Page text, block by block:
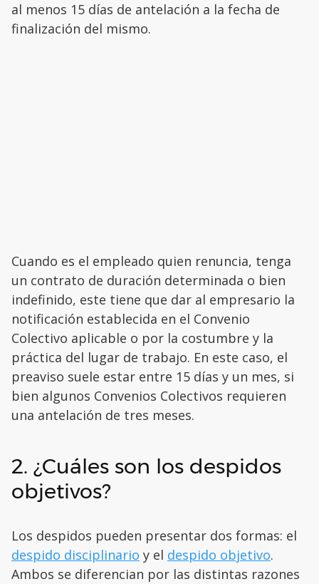
al menos 15 días de antelación a la fecha de
finalización del mismo.
Cuando es el empleado quien renuncia, tenga
un contrato de duración determinada o bien
indefinido, este tiene que dar al empresario la
notificación establecida en el Convenio
Colectivo aplicable o por la costumbre y la
práctica del lugar de trabajo. En este caso, el
preaviso suele estar entre 15 días y un mes, si
bien algunos Convenios Colectivos requieren
una antelación de tres meses.
2. ¿Cuáles son los despidos
objetivos?
Los despidos pueden presentar dos formas: el
despido disciplinario y el despido objetivo.
Ambos se diferencian por las distintas razones